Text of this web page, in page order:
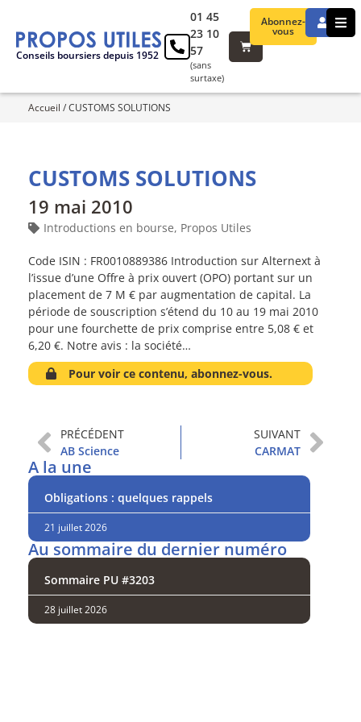
Conseils boursiers depuis 1952
Abonnez-
vous
01 45
23 10
57
(sans
surtaxe)
Accueil /CUSTOMS SOLUTIONS
CUSTOMS SOLUTIONS
19 mai 2010
Introductions en bourse, Propos Utiles
Code ISIN : FR0010889386 Introduction sur Alternext à
l’issue d’une Offre à prix ouvert (OPO) portant sur un
placement de 7 M € par augmentation de capital. La
période de souscription s’étend du 10 au 19 mai 2010
pour une fourchette de prix comprise entre 5,08 € et
6,20 €. Notre avis : la société…
Pour voir ce contenu, abonnez-vous.
PRÉCÉDENT
AB Science
SUIVANT
CARMAT
A la une
Obligations : quelques rappels
21 juillet 2026
Au sommaire du dernier numéro
Sommaire PU #3203
28 juillet 2026